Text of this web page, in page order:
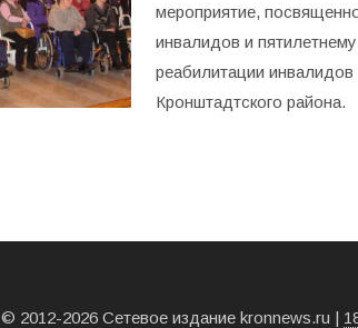
мероприятие,
инвалидов и
реабилитации
Кронштадтского района.
© 2012-2026 Сетевое издание kronnews.ru |